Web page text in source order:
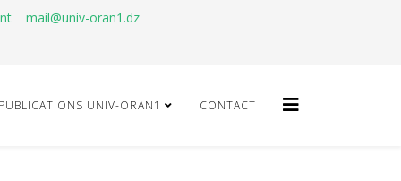
mail@univ-oran1.dz
PUBLICATIONS UNIV-ORAN1 CONTACT